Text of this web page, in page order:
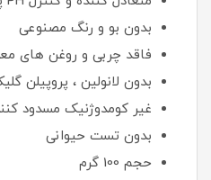
بدون بو و رنگ مصنوعی
فاقد چربی و روغن های
بدون لانولین ، پروپیلن
غیر کومدوژنیک مسدود
بدون تست حیوانی
حجم 100 گرم